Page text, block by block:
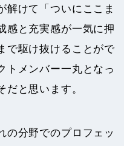
解けて「ついにここま
感と充実感が一気に押
で駆け抜けることがで
トメンバー一丸となっ
だと思います。
の分野でのプロフェッ